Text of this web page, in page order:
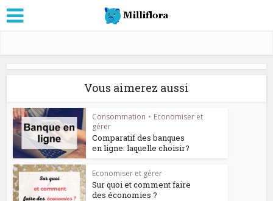
Vous aimerez aussi
Consommation • Economiser et
gérer
Comparatif des banques
en ligne: laquelle choisir?
Economiser et gérer
Sur quoi et comment faire
des économies ?